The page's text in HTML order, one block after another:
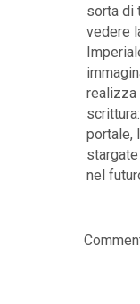
sorta di
vedere
realizza
portale,
nel